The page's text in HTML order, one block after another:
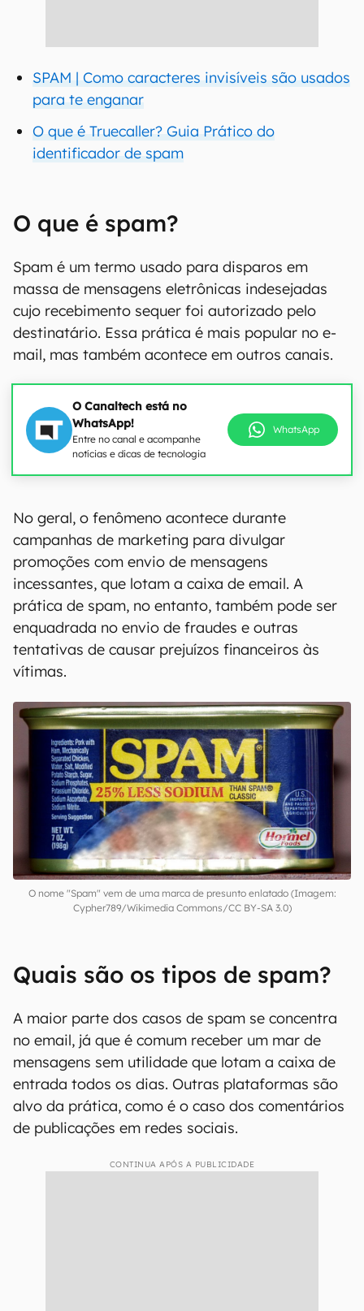
SPAM | Como caracteres invisíveis são usados
para te enganar
O que é Truecaller? Guia Prático do
identificador de spam
O que é spam?
Spam é um termo usado para disparos em
massa de mensagens eletrônicas indesejadas
cujo recebimento sequer foi autorizado pelo
destinatário. Essa prática é mais popular no e-
mail, mas também acontece em outros canais.
O Canaltech está no
WhatsApp!
Entre no canal e acompanhe
notícias e dicas de tecnologia
WhatsApp
No geral, o fenômeno acontece durante
campanhas de marketing para divulgar
promoções com envio de mensagens
incessantes, que lotam a caixa de email. A
prática de spam, no entanto, também pode ser
enquadrada no envio de fraudes e outras
tentativas de causar prejuízos financeiros às
vítimas.
O nome "Spam" vem de uma marca de presunto enlatado (Imagem:
Cypher789/Wikimedia Commons/CC BY-SA 3.0)
Quais são os tipos de spam?